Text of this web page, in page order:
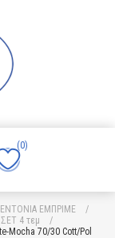
(0)
ΕΜΠΡΙΜΕ
/
4 τεμ
/
Mocha 70/30 Cott/Pol